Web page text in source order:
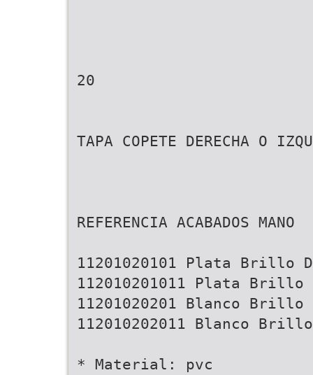
20
TAPA COPETE DERECHA O
REFERENCIA ACABADOS MANO
11201020101 Plata Brillo
112010201011 Plata Brillo
11201020201 Blanco Brillo
112010202011 Blanco
* Material: pvc